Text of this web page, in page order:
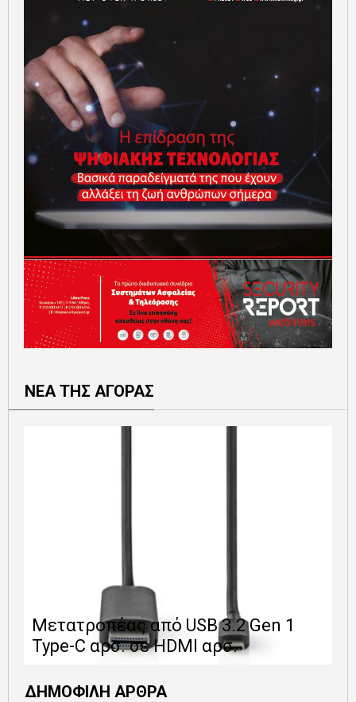
ΝΕΑ ΤΗΣ ΑΓΟΡΑΣ
Μετατροπέας από USB 3.2 Gen 1
Type-C αρσ. σε HDMI αρσ.
ΔΗΜΟΦΙΛΗ ΑΡΘΡΑ